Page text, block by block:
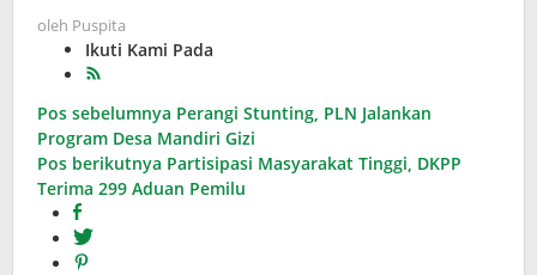
oleh Puspita
Ikuti Kami Pada
Navigasi
pos
Pos sebelumnya Perangi Stunting, PLN Jalankan
Program Desa Mandiri Gizi
Pos berikutnya Partisipasi Masyarakat Tinggi, DKPP
Terima 299 Aduan Pemilu